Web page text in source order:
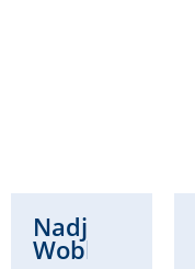
Nadja
Wobbe